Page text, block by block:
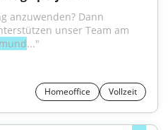
anzuwenden? Dann
unser Team am
..."
Homeoffice Vollzeit